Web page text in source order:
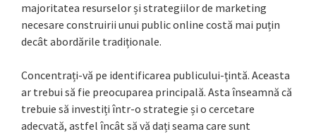
majoritatea resurselor și strategiilor de marketing
necesare construirii unui public online costă mai puțin
decât abordările tradiționale.
Concentrați-vă pe identificarea publicului-țintă. Aceasta
ar trebui să fie preocuparea principală. Asta înseamnă că
trebuie să investiți într-o strategie și o cercetare
adecvată, astfel încât să vă dați seama care sunt